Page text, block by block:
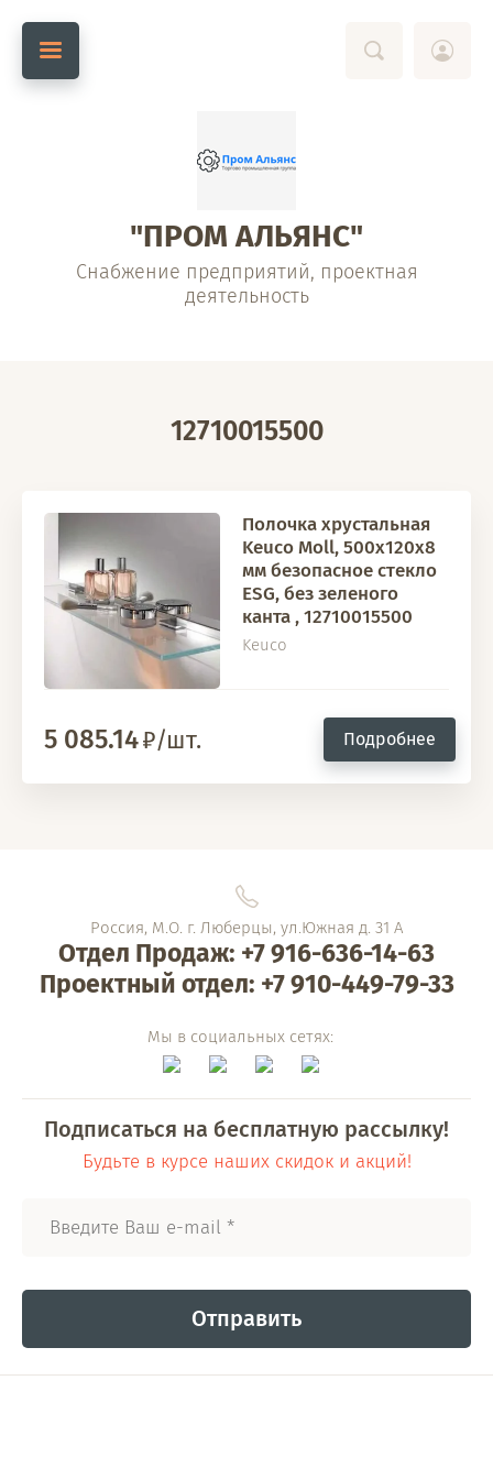
"ПРОМ АЛЬЯНС"
Снабжение предприятий, проектная
деятельность
12710015500
Полочка хрустальная
Keuco Moll, 500x120x8
мм безопасное стекло
ESG, без зеленого
канта , 12710015500
Keuco
5 085.14 /шт. Подробнее
Россия, М.О. г. Люберцы, ул.Южная д. 31 А
Отдел Продаж: +7 916-636-14-63
Проектный отдел: +7 910-449-79-33
Мы в социальных сетях:
Подписаться на бесплатную рассылку!
Будьте в курсе наших скидок и акций!
Отправить